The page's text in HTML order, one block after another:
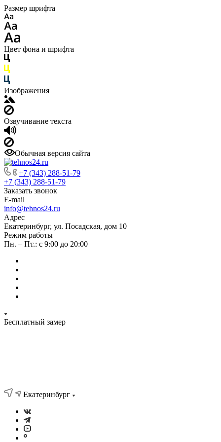
Размер шрифта
Цвет фона и шрифта
Изображения
Озвучивание текста
Обычная версия сайта
+7 (343) 288-51-79
+7 (343) 288-51-79
Заказать звонок
E-mail
info@tehnos24.ru
Адрес
Екатеринбург, ул. Посадская, дом 10
Режим работы
Пн. – Пт.: с 9:00 до 20:00
Бесплатный замер
Екатеринбург